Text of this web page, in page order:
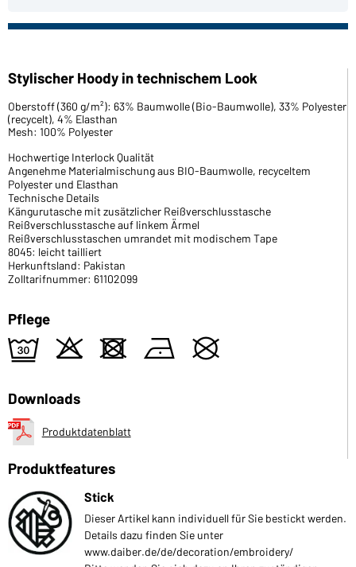
Stylischer Hoody in technischem Look
Oberstoff (360 g/m²): 63% Baumwolle (Bio-Baumwolle), 33% Polyester
(recycelt), 4% Elasthan
Mesh: 100% Polyester
Hochwertige Interlock Qualität
Angenehme Materialmischung aus BIO-Baumwolle, recyceltem
Polyester und Elasthan
Technische Details
Kängurutasche mit zusätzlicher Reißverschlusstasche
Reißverschlusstasche auf linkem Ärmel
Reißverschlusstaschen umrandet mit modischem Tape
8045: leicht tailliert
Herkunftsland: Pakistan
Zolltarifnummer: 61102099
Pflege
e o d n U
Downloads
Produktdatenblatt
Produktfeatures
Stick
Dieser Artikel kann individuell für Sie bestickt werden.
Details dazu finden Sie unter
www.daiber.de/de/decoration/embroidery/